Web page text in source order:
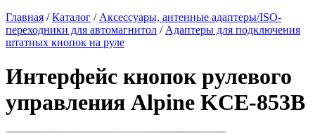
Главная /Каталог / Аксессуары, антенные адаптеры/ISO-
переходники для автомагнитол / Адаптеры для подключения
штатных кнопок на руле
Интерфейс кнопок рулевого
управления Alpine KCE-853B